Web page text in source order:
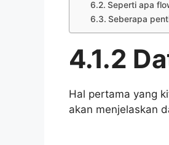
Seperti apa
Seberapa
4.1.2
Hal pertama yang
akan menjelaskan